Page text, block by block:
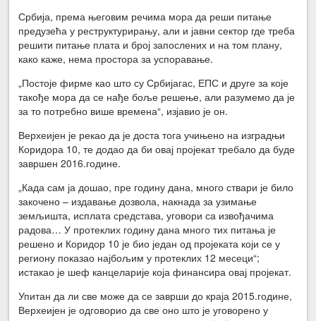
Србија, према његовим речима мора да реши питање
предузећа у реструктурирању, али и јавни сектор где треба
решити питање плата и број запослених и на том плану,
како каже, нема простора за успоравање.
„Постоје фирме као што су Србијагас, ЕПС и друге за које
такође мора да се нађе боље решење, али разумемо да је
за то потребно више времена“, изјавио је он.
Верхеијен је рекао да је доста тога учињено на изградњи
Коридора 10, те додао да би овај пројекат требало да буде
завршен 2016.године.
„Када сам ја дошао, пре годину дана, много ствари је било
закочено – издавање дозвола, накнада за узимање
земљишта, исплата средстава, уговори са извођачима
радова… У протеклих годину дана много тих питања је
решено и Коридор 10 је био један од пројеката који се у
региону показао најбољим у протеклих 12 месеци“;
истакао је шеф канцеларије која финансира овај пројекат.
Упитан да ли све може да се заврши до краја 2015.године,
Верхеијен је одговорио да све оно што је уговорено у